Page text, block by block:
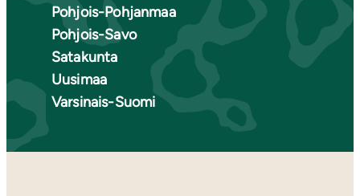
Pohjois-Pohjanmaa
Pohjois-Savo
Satakunta
Uusimaa
Varsinais-Suomi